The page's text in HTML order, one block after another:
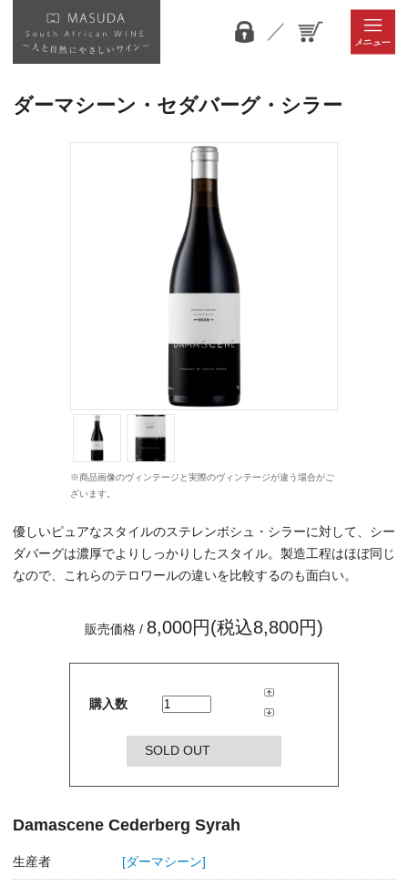
ダーマシーン・セダバーグ・シラー
※商品画像のヴィンテージと実際のヴィンテージが違う場合がご
ざいます。
優しいピュアなスタイルのステレンボシュ・シラーに対して、シー
ダバーグは濃厚でよりしっかりしたスタイル。製造工程はほぼ同じ
なので、これらのテロワールの違いを比較するのも面白い。
販売価格 / 8,000円(税込8,800円)
購入数
SOLD OUT
Damascene Cederberg Syrah
生産者 [ダーマシーン]